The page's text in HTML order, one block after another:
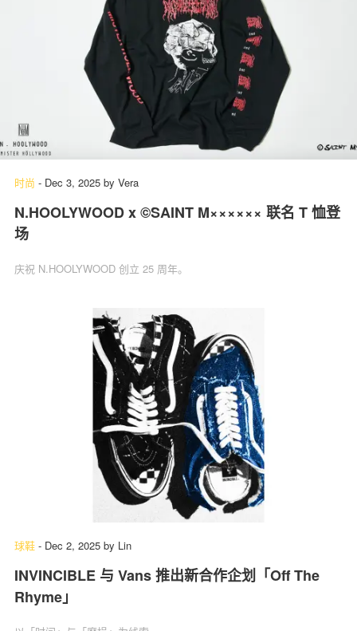
时尚 - Dec 3, 2025 by Vera
N.HOOLYWOOD x ©SAINT M×××××× 联名 T 恤登
场
庆祝 N.HOOLYWOOD 创立 25 周年。
球鞋 - Dec 2, 2025 by Lin
INVINCIBLE 与 Vans 推出新合作企划「Off The
Rhyme」